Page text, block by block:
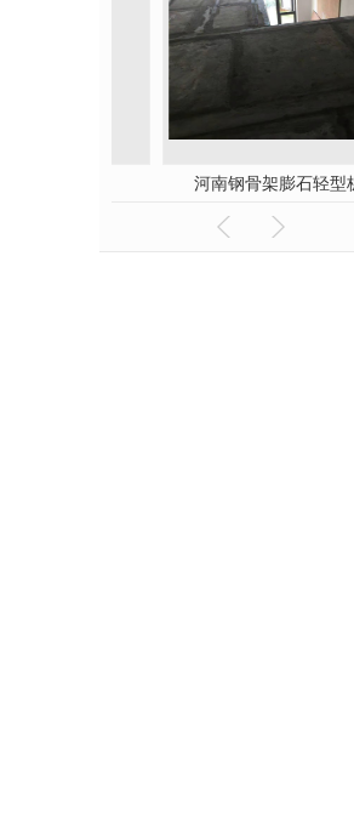
河南钢骨架膨石轻型板厂家